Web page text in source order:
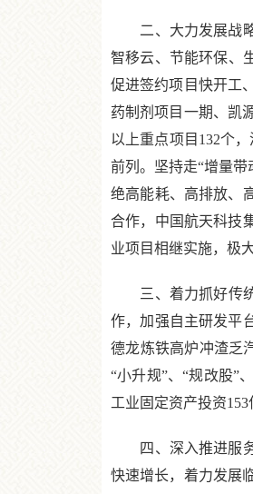
二、大力发展战略
智移云、节能环保、
促进签约项目快开工
药制剂项目一期、凯
以上重点项目132个
前列。坚持走“增量
绝高能耗、高排放、
合作，中国航天科技
业项目相继实施，极
三、着力抓好传统
作，加强自主研发平
德龙炼铁高炉冲渣乏
“小升规”、“规改股”
工业固定资产投资153
四、深入推进服务
快速增长，着力发展